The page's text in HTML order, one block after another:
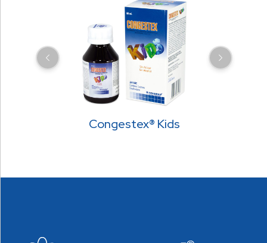
Congestex® Kids